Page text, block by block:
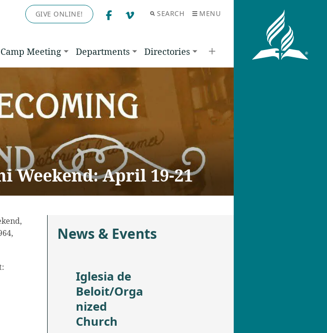
GIVE ONLINE! SEARCH MENU
Camp Meeting Departments Directories
Weekend: April 19-21
News & Events
Iglesia de
Beloit/Orga
nized
Church